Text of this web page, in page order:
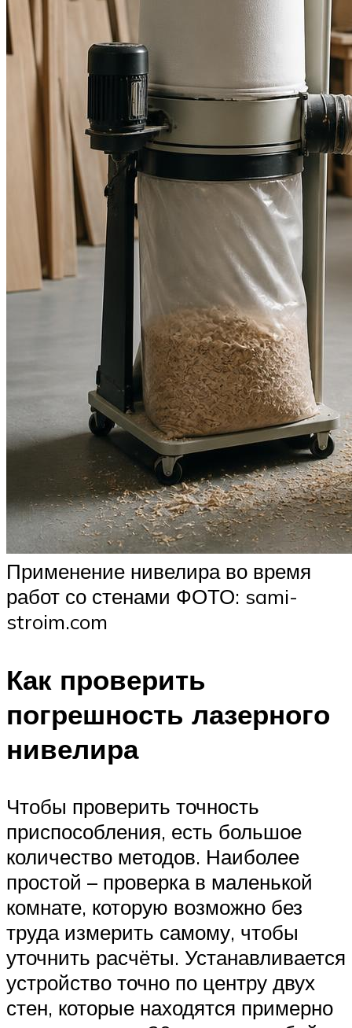
Применение нивелира во время
работ со стенами ФОТО: sami-
stroim.com
Как проверить
погрешность лазерного
нивелира
Чтобы проверить точность
приспособления, есть большое
количество методов. Наиболее
простой – проверка в маленькой
комнате, которую возможно без
труда измерить самому, чтобы
уточнить расчёты. Устанавливается
устройство точно по центру двух
стен, которые находятся примерно